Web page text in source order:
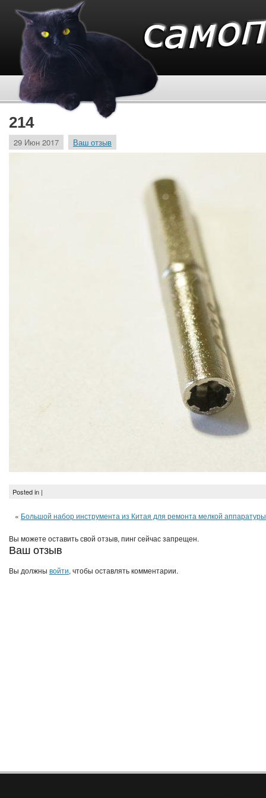
214
29 Июн 2017 Ваш отзыв
Posted in |
« Большой набор инструмента из Китая для ремонта мелкой аппаратуры
Вы можете оставить свой отзыв, пинг сейчас запрещен.
Ваш отзыв
Вы должны войти, чтобы оставлять комментарии.